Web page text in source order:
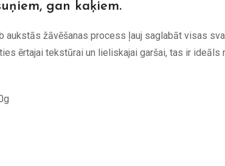
gan kaķiem.
aukstās žāvēšanas process ļauj saglabāt visas
ērtajai tekstūrai un lieliskajai garšai, tas ir